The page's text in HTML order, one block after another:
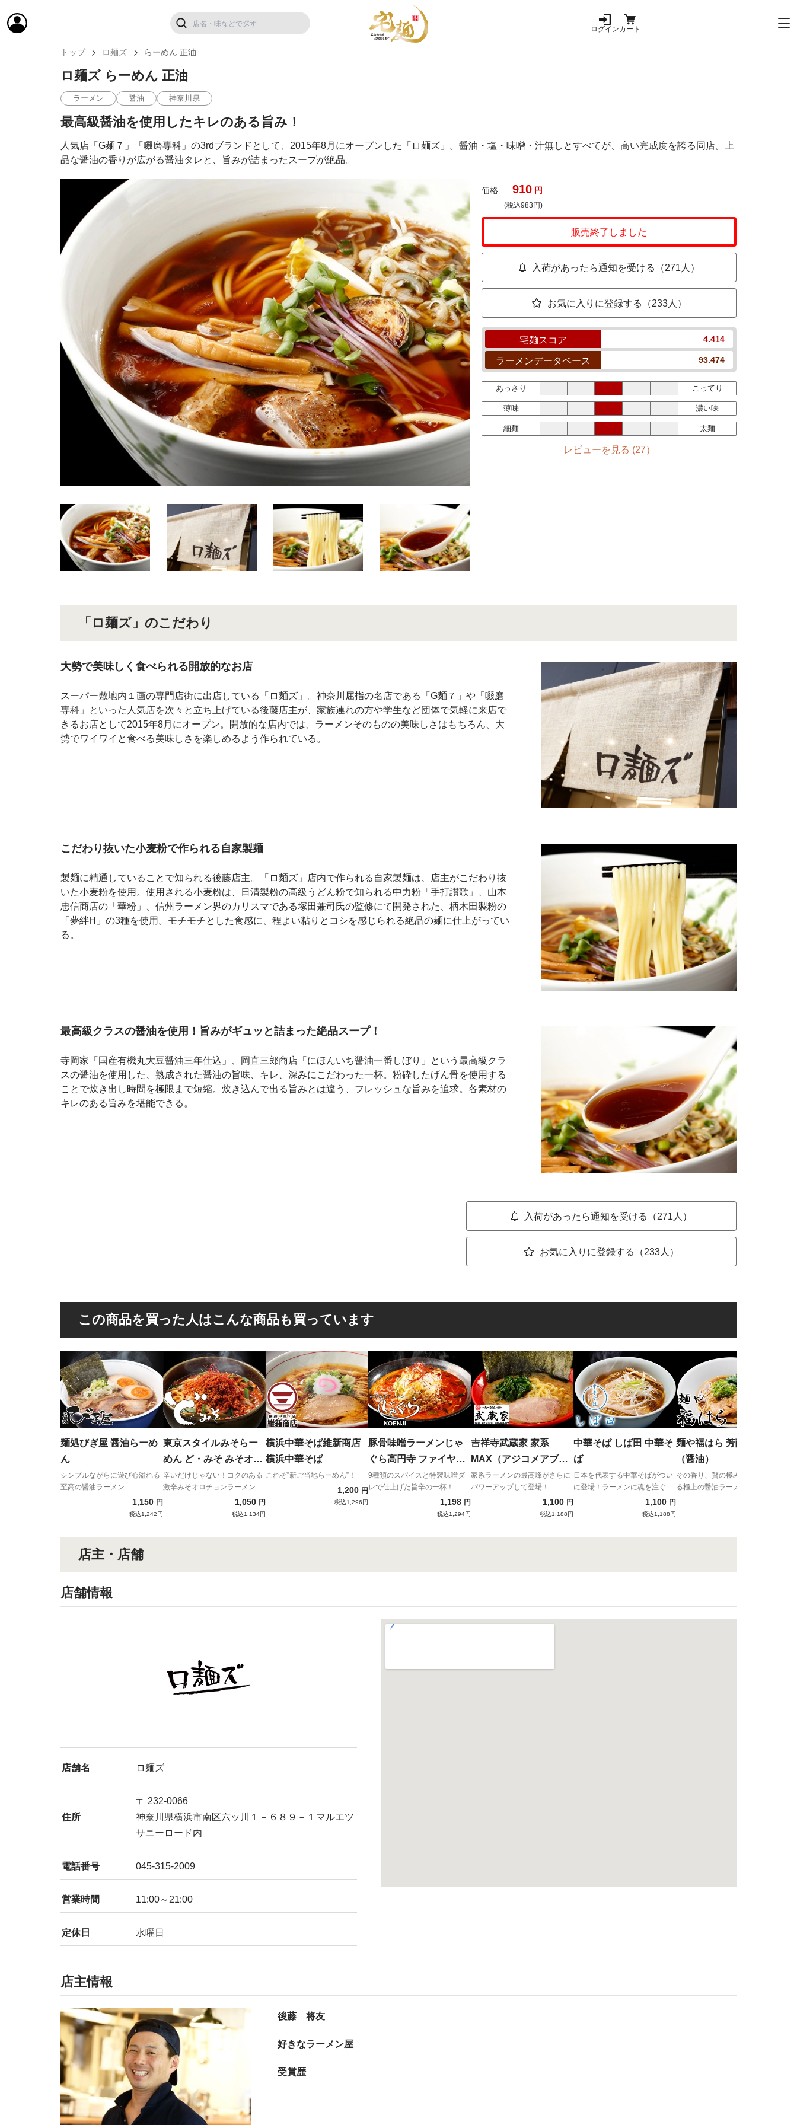
ログインカート
トップ ロ麺ズ らーめん 正油
ロ麺ズ らーめん 正油
ラーメン 醤油 神奈川県
最高級醤油を使用したキレのある旨み！
人気店「G麺７」「啜磨専科」の3rdブランドとして、2015年8月にオープンした「ロ麺ズ」。醤油・塩・味噌・汁無しとすべてが、高い完成度を誇る同店。上
品な醤油の香りが広がる醤油タレと、旨みが詰まったスープが絶品。
価格 910 円
(税込983円)
販売終了しました
入荷があったら通知を受ける（271人）
お気に入りに登録する（233人）
宅麺スコア 4.414
ラーメンデータベース 93.474
あっさり こってり
薄味 濃い味
細麺 太麺
レビューを見る (27）
「ロ麺ズ」のこだわり
大勢で美味しく食べられる開放的なお店
スーパー敷地内１画の専門店街に出店している「ロ麺ズ」。神奈川屈指の名店である「G麺７」や「啜磨
専科」といった人気店を次々と立ち上げている後藤店主が、家族連れの方や学生など団体で気軽に来店で
きるお店として2015年8月にオープン。開放的な店内では、ラーメンそのものの美味しさはもちろん、大
勢でワイワイと食べる美味しさを楽しめるよう作られている。
こだわり抜いた小麦粉で作られる自家製麺
製麺に精通していることで知られる後藤店主。「ロ麺ズ」店内で作られる自家製麺は、店主がこだわり抜
いた小麦粉を使用。使用される小麦粉は、日清製粉の高級うどん粉で知られる中力粉「手打讃歌」、山本
忠信商店の「華粉」、信州ラーメン界のカリスマである塚田兼司氏の監修にて開発された、柄木田製粉の
「夢絆H」の3種を使用。モチモチとした食感に、程よい粘りとコシを感じられる絶品の麺に仕上がってい
る。
最高級クラスの醤油を使用！旨みがギュッと詰まった絶品スープ！
寺岡家「国産有機丸大豆醤油三年仕込」、岡直三郎商店「にほんいち醤油一番しぼり」という最高級クラ
スの醤油を使用した、熟成された醤油の旨味、キレ、深みにこだわった一杯。粉砕したげん骨を使用する
ことで炊き出し時間を極限まで短縮。炊き込んで出る旨みとは違う、フレッシュな旨みを追求。各素材の
キレのある旨みを堪能できる。
入荷があったら通知を受ける（271人）
お気に入りに登録する（233人）
この商品を買った人はこんな商品も買っています
麺処びぎ屋 醤油らーめ
ん
シンプルながらに遊び心溢れる
至高の醤油ラーメン
1,150 円
税込1,242円
東京スタイルみそらー
めん ど・みそ みそオロ
チョンらーめん
辛いだけじゃない！コクのある
激辛みそオロチョンラーメン
1,050 円
税込1,134円
横浜中華そば維新商店
横浜中華そば
これぞ”新ご当地らーめん”！
1,200 円
税込1,296円
豚骨味噌ラーメンじゃ
ぐら高円寺 ファイヤー
ジャグラ
9種類のスパイスと特製味噌ダ
レで仕上げた旨辛の一杯！
1,198 円
税込1,294円
吉祥寺武蔵家 家系
MAX（アジコメアブラ
オオメカタメノリ多
め）
家系ラーメンの最高峰がさらに
パワーアップして登場！
1,100 円
税込1,188円
中華そば しば田 中華そ
ば
日本を代表する中華そばがつい
に登場！ラーメンに魂を注ぐ店
主が贈る日本最高峰の一杯！
1,100 円
税込1,188円
麺や福はら 芳醇鶏そば
（醤油）
その香り、贅の極み。大阪が誇
る極上の醤油ラーメンが満を持
店主・店舗
店舗情報
店舗名 ロ麺ズ
住所
〒 232-0066
神奈川県横浜市南区六ッ川１－６８９－１マルエツ
サニーロード内
電話番号 045-315-2009
営業時間 11:00～21:00
定休日 水曜日
店主情報
後藤 将友
好きなラーメン屋
受賞歴